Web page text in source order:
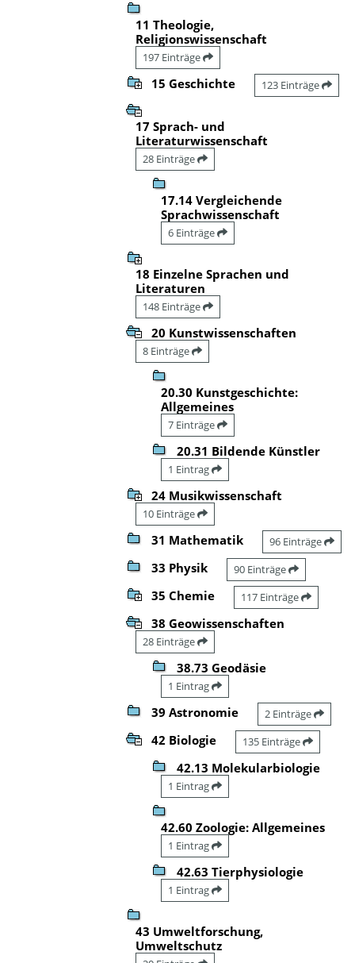
11 Theologie,
Religionswissenschaft
197 Einträge
15 Geschichte 123 Einträge
17 Sprach- und
Literaturwissenschaft
28 Einträge
17.14 Vergleichende
Sprachwissenschaft
6 Einträge
18 Einzelne Sprachen und
Literaturen
148 Einträge
20 Kunstwissenschaften
8 Einträge
20.30 Kunstgeschichte:
Allgemeines
7 Einträge
20.31 Bildende Künstler
1 Eintrag
24 Musikwissenschaft
10 Einträge
31 Mathematik 96 Einträge
33 Physik 90 Einträge
35 Chemie 117 Einträge
38 Geowissenschaften
28 Einträge
38.73 Geodäsie
1 Eintrag
39 Astronomie 2 Einträge
42 Biologie 135 Einträge
42.13 Molekularbiologie
1 Eintrag
42.60 Zoologie: Allgemeines
1 Eintrag
42.63 Tierphysiologie
1 Eintrag
43 Umweltforschung,
Umweltschutz